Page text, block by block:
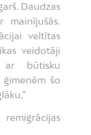
Daudzas
veltītas
veidotāji
būtisku
šo